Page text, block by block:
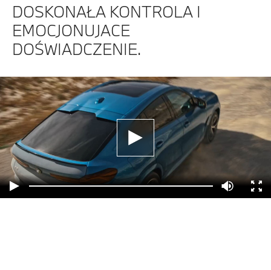
DOSKONAŁA KONTROLA I
EMOCJONUJACE
DOŚWIADCZENIE.